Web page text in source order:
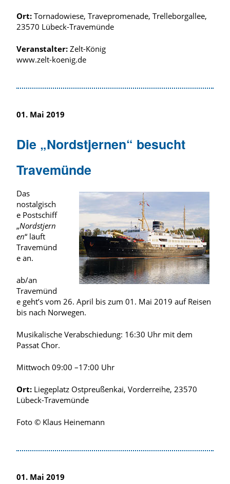
Ort: Tornadowiese, Travepromenade, Trelleborgallee,
23570 Lübeck-Travemünde
Veranstalter: Zelt-König
www.zelt-koenig.de
01. Mai 2019
Die „Nordstjernen“ besucht
Travemünde
Das
nostalgisch
e Postschiff
„Nordstjern
en“ läuft
Travemünd
e an.
ab/an
Travemünd
e geht’s vom 26. April bis zum 01. Mai 2019 auf Reisen
bis nach Norwegen.
Musikalische Verabschiedung: 16:30 Uhr mit dem
Passat Chor.
Mittwoch 09:00 –17:00 Uhr
Ort: Liegeplatz Ostpreußenkai, Vorderreihe, 23570
Lübeck-Travemünde
Foto © Klaus Heinemann
01. Mai 2019